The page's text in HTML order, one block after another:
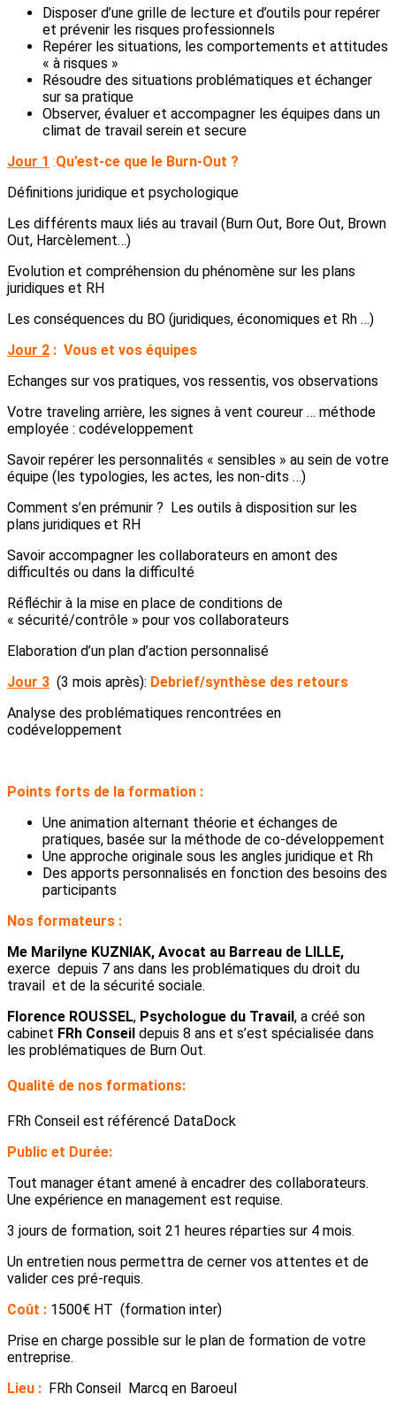
Disposer d’une grille de lecture et d’outils pour repérer
et prévenir les risques professionnels
Repérer les situations, les comportements et attitudes
« à risques »
Résoudre des situations problématiques et échanger
sur sa pratique
Observer, évaluer et accompagner les équipes dans un
climat de travail serein et secure
Jour 1 :Qu’est-ce que le Burn-Out ?
Définitions juridique et psychologique
Les différents maux liés au travail (Burn Out, Bore Out, Brown
Out, Harcèlement…)
Evolution et compréhension du phénomène sur les plans
juridiques et RH
Les conséquences du BO (juridiques, économiques et Rh …)
Jour 2 : Vous et vos équipes
Echanges sur vos pratiques, vos ressentis, vos observations
Votre traveling arrière, les signes à vent coureur … méthode
employée : codéveloppement
Savoir repérer les personnalités « sensibles » au sein de votre
équipe (les typologies, les actes, les non-dits …)
Comment s’en prémunir ? Les outils à disposition sur les
plans juridiques et RH
Savoir accompagner les collaborateurs en amont des
difficultés ou dans la difficulté
Réfléchir à la mise en place de conditions de
« sécurité/contrôle » pour vos collaborateurs
Elaboration d’un plan d’action personnalisé
Jour 3 (3 mois après): Debrief/synthèse des retours
Analyse des problématiques rencontrées en
codéveloppement
Points forts de la formation :
Une animation alternant théorie et échanges de
pratiques, basée sur la méthode de co-développement
Une approche originale sous les angles juridique et Rh
Des apports personnalisés en fonction des besoins des
participants
Nos formateurs :
Me Marilyne KUZNIAK, Avocat au Barreau de LILLE,
exerce depuis 7 ans dans les problématiques du droit du
travail et de la sécurité sociale.
Florence ROUSSEL, Psychologue du Travail, a créé son
cabinet FRh Conseil depuis 8 ans et s’est spécialisée dans
les problématiques de Burn Out.
Qualité de nos formations:
FRh Conseil est référencé DataDock
Public et Durée:
Tout manager étant amené à encadrer des collaborateurs.
Une expérience en management est requise.
3 jours de formation, soit 21 heures réparties sur 4 mois.
Un entretien nous permettra de cerner vos attentes et de
valider ces pré-requis.
Coût : 1500€ HT (formation inter)
Prise en charge possible sur le plan de formation de votre
entreprise.
Lieu : FRh Conseil Marcq en Baroeul